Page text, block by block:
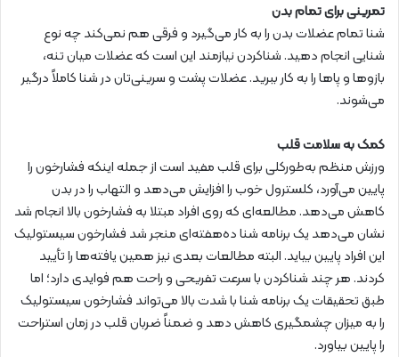
تمرینی برای تمام بدن
شنا تمام عضلات بدن را به کار می‌گیرد و فرقی هم نمی‌کند چه نوع
شنایی انجام دهید. شناکردن نیازمند این است که عضلات میان تنه،
بازوها و پاها را به کار ببرید. عضلات پشت و سرینی‌تان در شنا کاملاً درگیر
می‌شوند.
کمک به سلامت قلب
ورزش منظم به‌طورکلی برای قلب مفید است از جمله اینکه فشارخون را
پایین می‌آورد، کلسترول خوب را افزایش می‌دهد و التهاب را در بدن
کاهش می‌دهد. مطالعه‌ای که روی افراد مبتلا به فشارخون بالا انجام شد
نشان می‌دهد یک برنامه شنا ده‌هفته‌ای منجر شد فشارخون سیستولیک
این افراد پایین بیاید. البته مطالعات بعدی نیز همین یافته‌ها را تأیید
کردند. هر چند شناکردن با سرعت تفریحی و راحت هم فوایدی دارد؛ اما
طبق تحقیقات یک برنامه شنا با شدت بالا می‌تواند فشارخون سیستولیک
را به میزان چشمگیری کاهش دهد و ضمناً ضربان قلب در زمان استراحت
را پایین بیاورد.